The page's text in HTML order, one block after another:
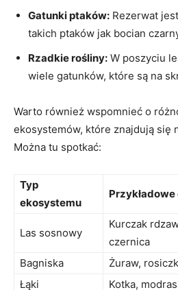
Gatunki ptaków: Rezerwat
takich ptaków ⁢jak​ bocian
Rzadkie rośliny: W poszyciu
wiele gatunków, które są ​na
Warto również wspomnieć o‍
ekosystemów,‌ które znajdują się
Można tu spotkać:
Typ
ekosystemu
Las ⁢sosnowy
Kurczak
czernica
Bagniska
Żuraw,‌
Łąki
Kotka,